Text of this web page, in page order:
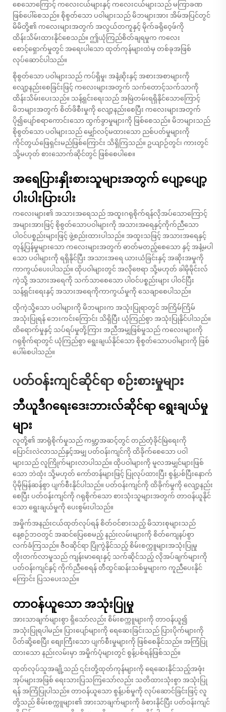
စေသောကြောင့် ကလေးငယ်များနှင့် ကလေးငယ်များသည် မကြာခဏ
ဖြစ်ပေါ်စေသည်။ စိုစွတ်သော ပဝါများသည် မိဘများအား အိမ်အပြင်တွင်
မိမိတို့၏ ကလေးများအတွက် အလွယ်တကူနှင့် မိုက်ခရိုဝေ့ဖ်ကို
ထိန်းသိမ်းထားနိုင်စေသည်။ ဤယုံကြည်စိတ်ချရမှုက ကလေး
စောင့်ရှောက်မှုတွင် အရေးပါသော ထုတ်ကုန်များထဲမှ တစ်ခုအဖြစ်
လုပ်ဆောင်ပါသည်။
စိုစွတ်သော ပဝါများသည် ကပ်ရှိမှု၊ အနံ့ဆိုးနှင့် အစားအစာများကို
လျော့နည်းစေခြင်းဖြင့် ကလေးများအတွက် သက်တောင့်သက်သာကို
ထိန်းသိမ်းပေးသည်။ သန့်ရှင်းရေးသည် အမြဲတမ်းရရှိနိုင်သောကြောင့်
မိဘများအတွက် စိတ်ဖိစီးမှုကို လျော့နည်းစေပြီး ကလေးများအတွက်
ပို၍ပျော်စရာကောင်းသော ထွက်ခွာမှုများကို ဖြစ်စေသည်။ မိဘများသည်
စိုစွတ်သော ပဝါများသည် မျှော်လင့်မထားသော ညစ်ပတ်မှုများကို
ကိုင်တွယ်ဖြေရှင်းမည်ဖြစ်ကြောင်း သိရှိကြသည်။ ဥယျာဉ်တွင်၊ ကားတွင်
သို့မဟုတ် စားသောက်ဆိုင်တွင် ဖြစ်စေပါစေ။
အရေပြားနှိုးစားသူများအတွက် ပျော့ပျော့
ပါးပါးပြားပါး
ကလေးများ၏ အသားအရေသည် အထူးဂရုစိုက်ရန်လိုအပ်သောကြောင့်
အများအားဖြင့် စိုစွတ်သောပဝါများကို အသားအရေနှင့်ကိုက်ညီသော
ပါဝင်ပစ္စည်းများဖြင့် ဖွဲ့စည်းထားပါသည်။ အထူးသဖြင့် အသားအရေနှင့်
တုန့်ပြန်မှုများသော ကလေးများအတွက် ဓာတ်မတည့်စေသော နှင့် အနံ့မပါ
သော ပဝါများကို ရရှိနိုင်ပြီး အသားအရေ ယားယံခြင်းနှင့် အဆိုးအမှုကို
ကာကွယ်ပေးပါသည်။ ထိုပဝါများတွင် အလိုဗေရာ သို့မဟုတ် ခါမိုမိုင်းလ်
ကဲ့သို့ အသားအရေကို သက်သာစေသော ပါဝင်ပစ္စည်းများ ပါဝင်ပြီး
သန့်ရှင်းရေးနှင့် အသားအရေကိုကာကွယ်မှုကို သေချာစေပါသည်။
ထိုကဲ့သို့သော ပဝါများကို မိဘများက အသုံးပြုရာတွင် အကြိမ်ကြိမ်
အသုံးပြုရန် ဘေးကင်းကြောင်း သိရှိပြီး ယုံကြည်စွာ အသုံးပြုနိုင်ပါသည်။
ထိရောက်မှုနှင့် သပ်ရပ်မှုတို့ကြား အညီအမျှဖြစ်မှုသည် ကလေးများကို
ဂရုစိုက်ရာတွင် ယုံကြည်စွာ ရွေးချယ်နိုင်သော စိုစွတ်သောပဝါများကို ဖြစ်
ပေါ်စေပါသည်။
ပတ်ဝန်းကျင်ဆိုင်ရာ စဉ်းစားမှုများ
ဘီယူဒီဂရေးဒေးဘားလ်ဆိုင်ရာ ရွေးချယ်မှု
များ
လူတို့၏ အာရုံစိုက်မှုသည် ကမ္ဘာ့အဆင့်တွင် တည်တံ့ခိုင်မြဲရေးကို
ပြောင်းလဲလာသည်နှင့်အမျှ ပတ်ဝန်းကျင်ကို ထိခိုက်စေသော ပဝါ
များသည် လူကြိုက်များလာပါသည်။ ထိုပဝါများကို မူလအမျှင်များဖြစ်
သော ဘဲထုံး သို့မဟုတ် ကော်တန်များဖြင့် ပြုလုပ်ထားပြီး စွန့်ပစ်ပြီးနောက်
ပိုမိုမြန်ဆန်စွာ ပျက်စီးနိုင်ပါသည်။ ပတ်ဝန်းကျင်ကို ထိခိုက်မှုကို လျော့နည်း
စေပြီး ပတ်ဝန်းကျင်ကို ဂရုစိုက်သော စားသုံးသူများအတွက် တာဝန်ယူနိုင်
သော ရွေးချယ်မှုကို ပေးစွမ်းပါသည်။
အမှိုက်အနည်းငယ်ထုတ်လုပ်ရန် စိတ်ဝင်စားသည့် မိသားစုများသည်
နေ့စဉ်ဘဝတွင် အဆင်ပြေစေမည့် နည်းလမ်းများကို စိတ်ကျေနပ်စွာ
လက်ခံကြသည်။ ဇီဝဆိုင်ရာ ပြိုကွဲနိုင်သည့် စိမ်းစက္ကူများအသုံးပြုမှု
တိုးတက်လာမှုသည် ကျန်းမာရေးနှင့် သက်ဆိုင်သည့် လိုအပ်ချက်များကို
ပတ်ဝန်းကျင်နှင့် ကိုက်ညီစေရန် တီထွင်ဆန်းသစ်မှုများက ကူညီပေးနိုင်
ကြောင်း ပြသပေးသည်။
တာဝန်ယူသော အသုံးပြုမှု
အားသာချက်များစွာ ရှိသော်လည်း စိမ်းစက္ကူများကို တာဝန်ယူ၍
အသုံးပြုရပါမည်။ ပြားပျော်များကို ရေဆေးခြင်းသည် ပြားပိုက်များကို
ပိတ်ဆို့စေပြီး စျေးကြီးသော ပျက်စီးမှုများကို ဖြစ်စေနိုင်သည်။ အကြံပြု
ထားသော နည်းလမ်းမှာ အမှိုက်ပုံများတွင် စွန့်ပစ်ရန်ဖြစ်သည်။
ထုတ်လုပ်သူအချို့သည် ၎င်းတို့ထုတ်ကုန်များကို ရေဆေးနိုင်သည့်အဖုံး
အုပ်များအဖြစ် ရေးသားပြသကြသော်လည်း သတိထားသုံးစွာ အသုံးပြု
ရန် အကြံပြုပါသည်။ တာဝန်ယူသော စွန့်ပစ်မှုကို လုပ်ဆောင်ခြင်းဖြင့် လူ
တို့သည် စိမ်းစက္ကူများ၏ အားသာချက်များကို ခံစားနိုင်ပြီး ပတ်ဝန်းကျင်